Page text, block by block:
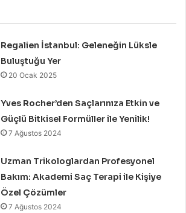
Regalien İstanbul: Geleneğin Lüksle
Buluştuğu Yer
20 Ocak 2025
Yves Rocher’den Saçlarınıza Etkin ve
Güçlü Bitkisel Formüller ile Yenilik!
7 Ağustos 2024
Uzman Trikologlardan Profesyonel
Bakım: Akademi Saç Terapi ile Kişiye
Özel Çözümler
7 Ağustos 2024